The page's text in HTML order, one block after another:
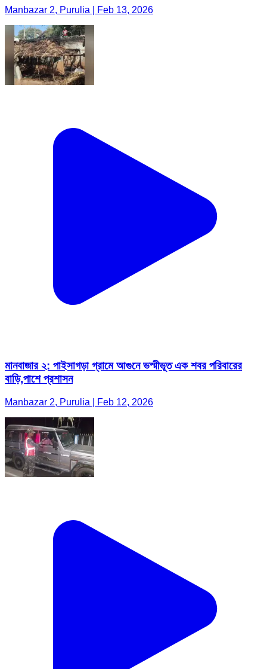
Manbazar 2, Purulia | Feb 13, 2026
মানবাজার ২: পাইসাগড়া গ্রামে আগুনে ভস্মীভূত এক শবর পরিবারের
বাড়ি,পাশে প্রশাসন
Manbazar 2, Purulia | Feb 12, 2026